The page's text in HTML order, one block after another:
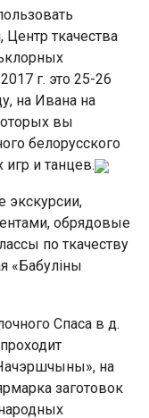
Центр ткачества
г. это 25-26
на Ивана на
вы
белорусского
и танцев.
экскурсии,
обрядовые
по ткачеству
«Бабуліны
Спаса в д.
на
заготовок